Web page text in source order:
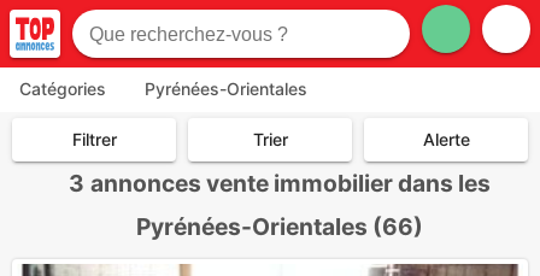
Catégories Pyrénées-Orientales
Filtrer Trier Alerte
3 annonces vente immobilier dans les
Pyrénées-Orientales (66)